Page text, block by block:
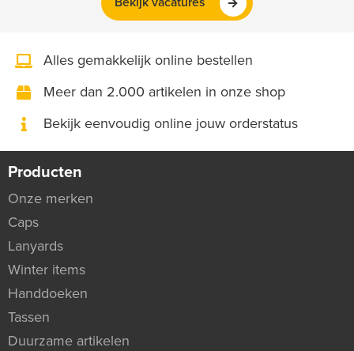
Alles gemakkelijk online bestellen
Meer dan 2.000 artikelen in onze shop
Bekijk eenvoudig online jouw orderstatus
Producten
Onze merken
Caps
Lanyards
Winter items
Handdoeken
Tassen
Duurzame artikelen